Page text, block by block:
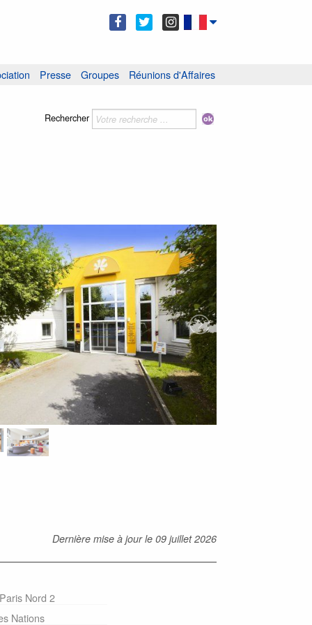
Réunions d'Affaires
Groupes
Presse
Rechercher
Dernière mise à jour le 09 juillet 2026
Nord 2
Nations